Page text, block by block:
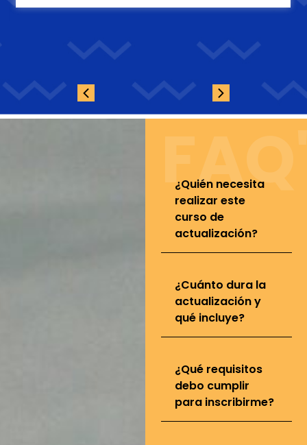
¿Quién necesita
realizar este
curso de
actualización?
¿Cuánto dura la
actualización y
qué incluye?
¿Qué requisitos
debo cumplir
para inscribirme?